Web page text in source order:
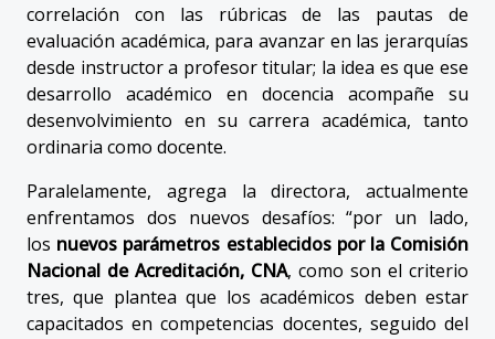
correlación con las rúbricas de las pautas de
evaluación académica, para avanzar en las jerarquías
desde instructor a profesor titular; la idea es que ese
desarrollo académico en docencia acompañe su
desenvolvimiento en su carrera académica, tanto
ordinaria como docente.
Paralelamente, agrega la directora, actualmente
enfrentamos dos nuevos desafíos: “por un lado,
los nuevos parámetros establecidos por la Comisión
Nacional de Acreditación, CNA, como son el criterio
tres, que plantea que los académicos deben estar
capacitados en competencias docentes, seguido del